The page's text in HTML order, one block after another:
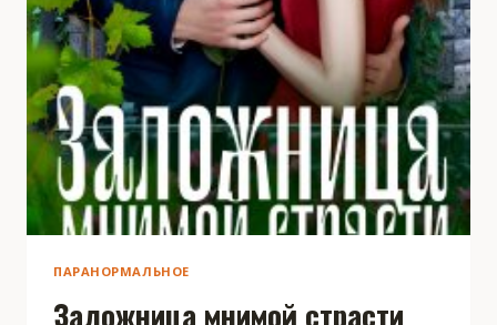
ПАРАНОРМАЛЬНОЕ
Заложница мнимой страсти